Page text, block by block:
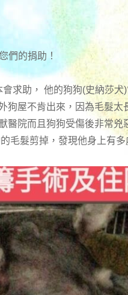
們的捐助！
求助， 他的狗狗(史納莎
狗屋不肯出來，因為毛髮
醫院而且狗狗受傷後非常
毛髮剪掉，發現他身上有